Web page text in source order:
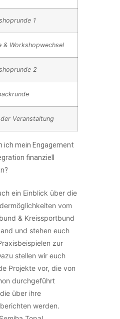
1
& Workshopwechsel
2
Veranstaltung
ich mein Engagement
finanziell
ein Einblick über die
vom
& Kreissportbund
und stehen euch
zur
stellen wir euch
Projekte vor, die von
durchgeführt
über ihre
werden.